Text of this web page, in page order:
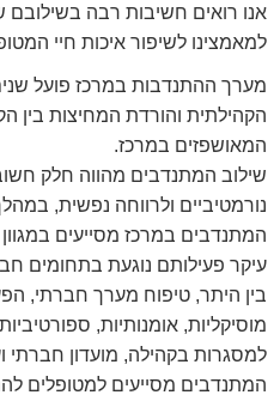
אנו רואים חשיבות רבה
למאמצינו לשיפור איכות חיי
מערך ההתנדבות במרכז פועל
הקהילתית והורדת המחיצות בין
המאושפזים במרכז.
שילוב המתנדבים מהווה חלק
נורמטיביים ולרווחה נפשית,
המתנדבים במרכז מסייעים במגוון
עיקר פעילותם נוגעת בתחומים
בין היתר, טיפוח מערך חברתי,
מוסיקליות, אומנותיות, ספורטיביות,
למסגרות בקהילה, מועדון חברתי
המתנדבים מסייעים למטופלים